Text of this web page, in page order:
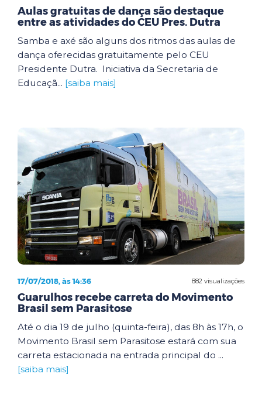
Aulas gratuitas de dança são destaque
entre as atividades do CEU Pres. Dutra
Samba e axé são alguns dos ritmos das aulas de
dança oferecidas gratuitamente pelo CEU
Presidente Dutra. Iniciativa da Secretaria de
Educaçã... [saiba mais]
882 visualizações
17/07/2018, às 14:36
Guarulhos recebe carreta do Movimento
Brasil sem Parasitose
Até o dia 19 de julho (quinta-feira), das 8h às 17h, o
Movimento Brasil sem Parasitose estará com sua
carreta estacionada na entrada principal do ...
[saiba mais]